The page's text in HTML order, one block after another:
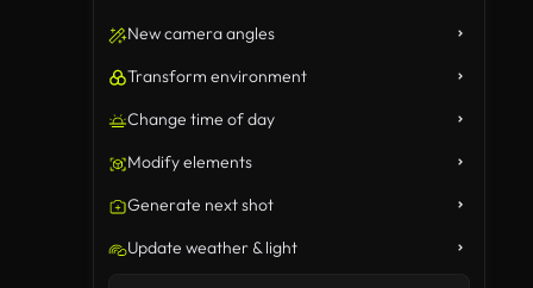
New camera angles
Transform environment
Change time of day
Modify elements
Generate next shot
Update weather & light